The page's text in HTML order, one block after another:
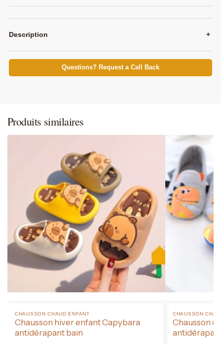
Description +
Questions? Request a Call Back
Produits similaires
CHAUSSON CHAUD ENFANT​
Chausson hiver enfant Capybara
antidérapant bain
CHAUSSON
Chausson